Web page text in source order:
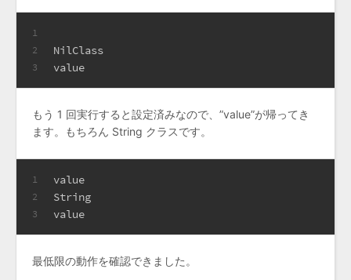
1
2
3
NilClass
value
もう 1 回実行すると設定済みなので、”value”が帰ってき
ます。もちろん String クラスです。
1
2
3
value
String
value
最低限の動作を確認できました。